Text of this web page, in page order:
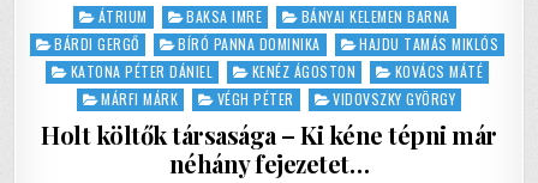
Posted
in
ÁTRIUM BAKSA IMRE
BÁNYAI KELEMEN BARNA
BÁRDI GERGŐ
BÍRÓ PANNA DOMINIKA
HAJDU TAMÁS MIKLÓS
KATONA PÉTER DÁNIEL
KENÉZ ÁGOSTON
KOVÁCS MÁTÉ
MÁRFI MÁRK
VÉGH PÉTER VIDOVSZKY GYÖRGY
Holt költők társasága – Ki kéne tépni már
néhány fejezetet…